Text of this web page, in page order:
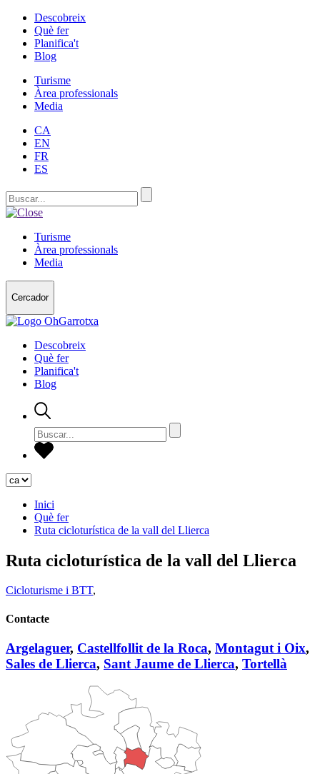
Descobreix
Què fer
Planifica't
Blog
Turisme
Àrea professionals
Media
CA
EN
FR
ES
Turisme
Àrea professionals
Media
Cercador
Descobreix
Què fer
Planifica't
Blog
Inici
Què fer
Ruta cicloturística de la vall del Llierca
Ruta cicloturística de la vall del Llierca
Cicloturisme i BTT,
Contacte
Argelaguer, Castellfollit de la Roca, Montagut i Oix,
Sales de Llierca, Sant Jaume de Llierca, Tortellà